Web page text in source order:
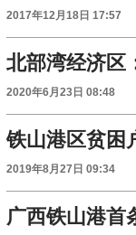
2017年12月18日 17:57
2020年6月23日 08:48
铁山港区贫困
2019年8月27日 09:34
广西铁山港首